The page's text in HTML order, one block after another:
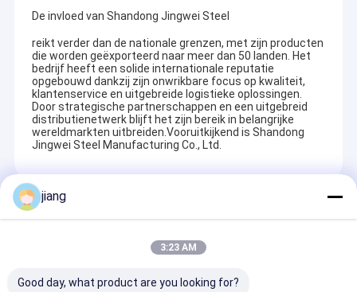
Thuis
De invloed van Shandong Jingwei Steel
reikt verder dan de nationale grenzen, met zijn producten
die worden geëxporteerd naar meer dan 50 landen. Het
bedrijf heeft een solide internationale reputatie
opgebouwd dankzij zijn onwrikbare focus op kwaliteit,
klantenservice en uitgebreide logistieke oplossingen.
Door strategische partnerschappen en een uitgebreid
distributienetwerk blijft het zijn bereik in belangrijke
wereldmarkten uitbreiden. Vooruitkijkend is Shandong
Jingwei Steel Manufacturing Co., Ltd.
Aanbevolen Producten
Shandong Jingwei Steel Manufacturing Co., Ltd. is een
gegalvaniseerde materialen, aluminium en andere metalen
Liaocheng, Wuxi, Tianjin en Jinan, en werkt samen met 4
jiang
3:23 AM
Good day, what product are you looking for?